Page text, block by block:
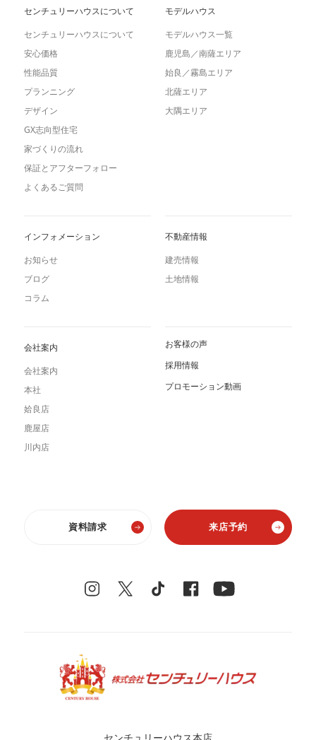
センチュリーハウスについて
センチュリーハウスについて
安心価格
性能品質
プランニング
デザイン
GX志向型住宅
家づくりの流れ
保証とアフターフォロー
よくあるご質問
モデルハウス
モデルハウス一覧
鹿児島／南薩エリア
始良／霧島エリア
北薩エリア
大隅エリア
インフォメーション
お知らせ
ブログ
コラム
不動産情報
建売情報
土地情報
会社案内
会社案内
本社
姶良店
鹿屋店
川内店
お客様の声
採用情報
プロモーション動画
資料請求 来店予約
センチュリーハウス本店